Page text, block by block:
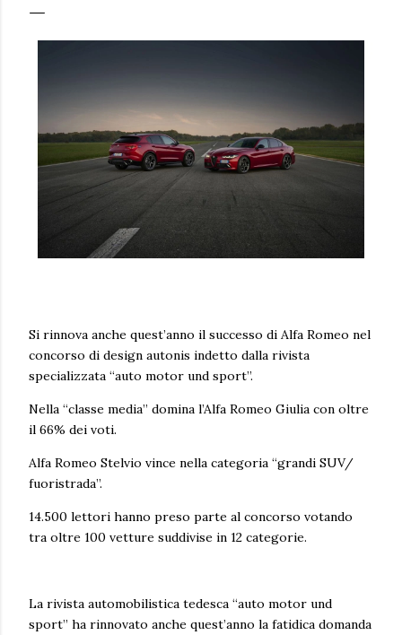
Si rinnova anche quest’anno il successo di Alfa Romeo nel
concorso di design autonis indetto dalla rivista
specializzata “auto motor und sport”.
Nella “classe media” domina l’Alfa Romeo Giulia con oltre
il 66% dei voti.
Alfa Romeo Stelvio vince nella categoria “grandi SUV/
fuoristrada”.
14.500 lettori hanno preso parte al concorso votando
tra oltre 100 vetture suddivise in 12 categorie.
La rivista automobilistica tedesca “auto motor und
sport” ha rinnovato anche quest’anno la fatidica domanda